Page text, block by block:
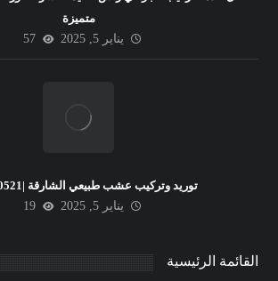
متميزة
يناير 5, 2025
57
توريد وتركيب عشب طبيعي الشارقة |0565930521
يناير 5, 2025
19
القائمة الرئيسية